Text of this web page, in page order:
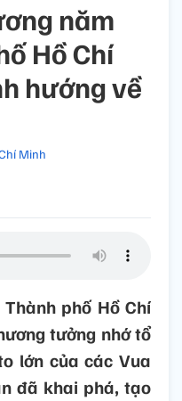
năm
Hồ Chí
hướng về
Minh
phố Hồ Chí
tưởng nhớ tổ
lớn của các Vua
đã khai phá, tạo